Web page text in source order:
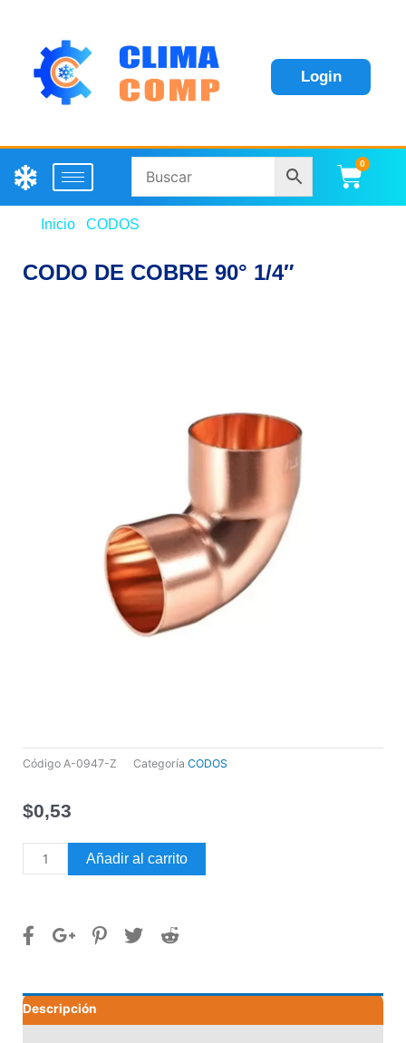
Login
0
Inicio CODOS
CODO DE COBRE 90° 1/4″
Código A-0947-Z Categoría CODOS
$0,53
CODO
DE
1/4"
Añadir al carrito
Descripción